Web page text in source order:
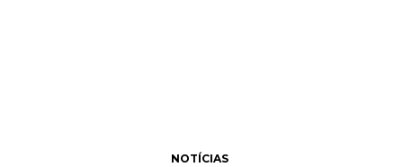
NOTÍCIAS